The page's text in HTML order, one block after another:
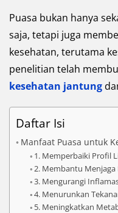
Puasa bukan hanya
saja, tetapi juga
kesehatan, terutama
penelitian telah
kesehatan jantung
Daftar Isi
Manfaat Puasa untuk
1. Memperbaiki Profil
2. Membantu
3. Mengurangi
4. Menurunkan
5. Meningkatkan